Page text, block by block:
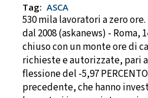
Tag: ASCA
530 mila lavoratori a zero
dal 2008 (askanews) - Roma,
chiuso con un monte ore di
richieste e autorizzate, pari
flessione del -5,97
precedente, che hanno